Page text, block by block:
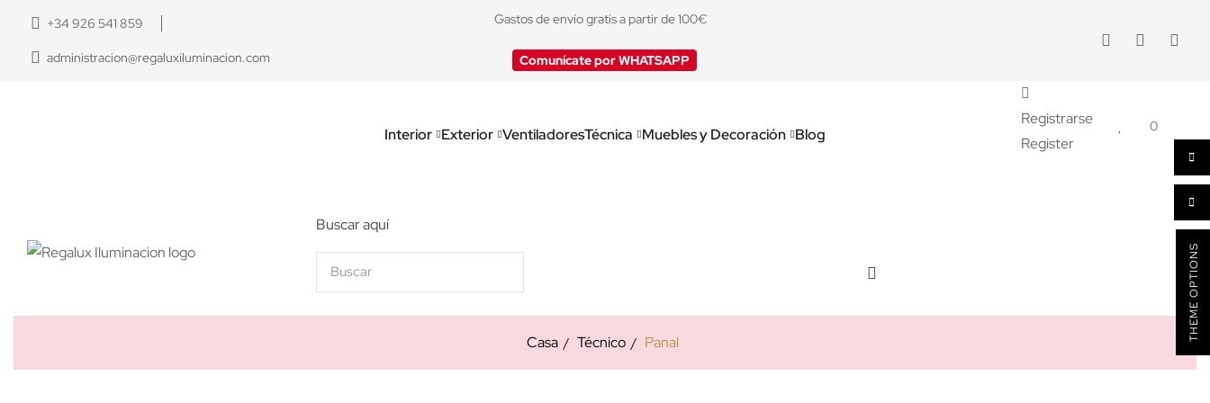
+34 926 541 859
administracion@regaluxiluminacion.com
Gastos de envío gratis a partir de 100€
Comunícate por WHATSAPP
Interior Exterior VentiladoresTécnica Muebles y Decoración Blog
Registrarse
Register
0
Buscar aquí
Casa Técnico Panal
THEME OPTIONS